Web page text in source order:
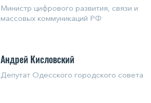
Министр цифрового развития, связи и
массовых коммуникаций РФ
Андрей Кисловский
Депутат Одесского городского совета